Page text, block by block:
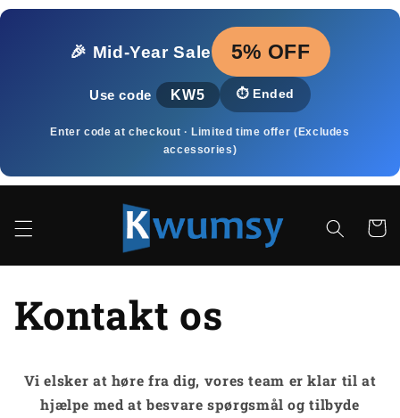
Gå til
🎉 Mid‑Year Sale
5% OFF
Use code KW5 ⏱️ Ended
Enter code at checkout · Limited time offer (Excludes
accessories)
Kontakt os
Vi elsker at høre fra dig, vores team er klar til at
hjælpe med at besvare spørgsmål og tilbyde